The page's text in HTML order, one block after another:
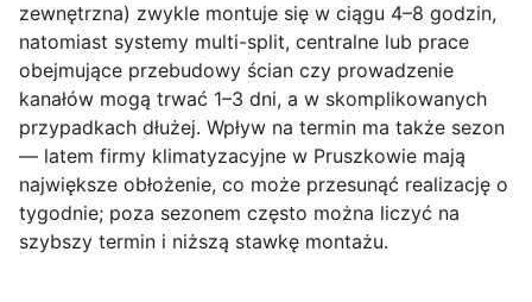
zewnętrzna) zwykle montuje się w ciągu 4–8 godzin,
natomiast systemy multi-split, centralne lub prace
obejmujące przebudowy ścian czy prowadzenie
kanałów mogą trwać 1–3 dni, a w skomplikowanych
przypadkach dłużej. Wpływ na termin ma także sezon
— latem firmy klimatyzacyjne w Pruszkowie mają
największe obłożenie, co może przesunąć realizację o
tygodnie; poza sezonem często można liczyć na
szybszy termin i niższą stawkę montażu.